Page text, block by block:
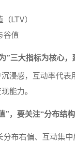
LTV）
谷值
”三大指标为核心，
浸感，互动率代表
能力。
，要关注“分布结构
布右偏、互动集